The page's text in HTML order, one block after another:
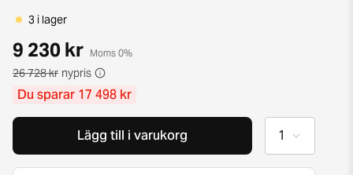
3 i lager
9 230 kr Moms 0%
26 728 kr nypris
Du sparar 17 498 kr
Lägg till i varukorg